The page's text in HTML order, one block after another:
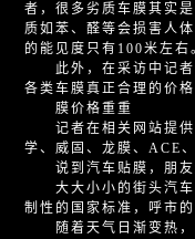
者，很多劣质车膜其实
质如苯、醛等会损害人
的能见度只有100米左右
此外，在采访中记者
各类车膜真正合理的价
膜价格重重
记者在相关网站提供
学、威固、龙膜、ACE、
说到汽车贴膜，朋友
大大小小的街头汽车
制性的国家标准，呼市
随着天气日渐变热，